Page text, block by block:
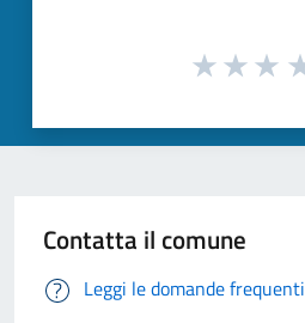
Contatta il comune
Leggi le domande frequenti